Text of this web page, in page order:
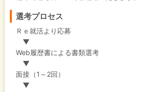
選考プロセス
Ｒｅ就活より応募
▼
Web履歴書による書類選考
▼
面接（1～2回）
▼